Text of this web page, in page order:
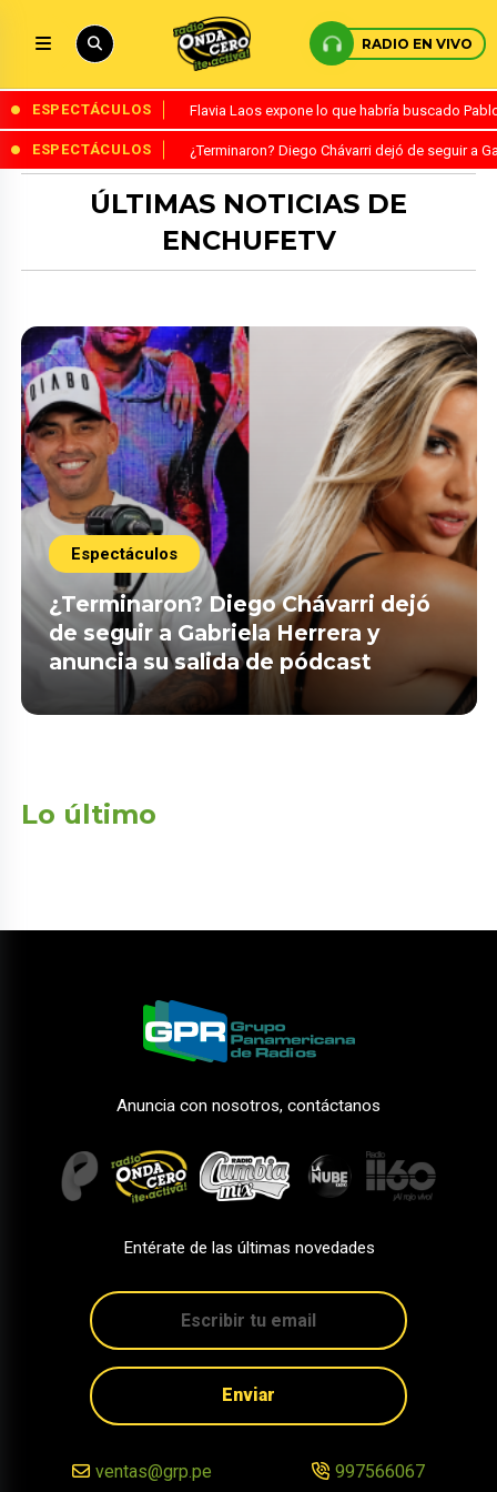
RADIO EN VIVO
ESPECTÁCULOS Flavia Laos expone lo que habría buscado
ESPECTÁCULOS ¿Terminaron? Diego Chávarri dejó de seguir a
ÚLTIMAS NOTICIAS DE
ENCHUFETV
Espectáculos
¿Terminaron? Diego Chávarri dejó
de seguir a Gabriela Herrera y
anuncia su salida de pódcast
Lo último
Anuncia con nosotros, contáctanos
Entérate de las últimas novedades
Enviar
ventas@grp.pe 997566067